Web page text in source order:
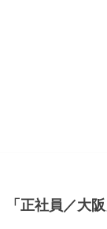
「正社員／大